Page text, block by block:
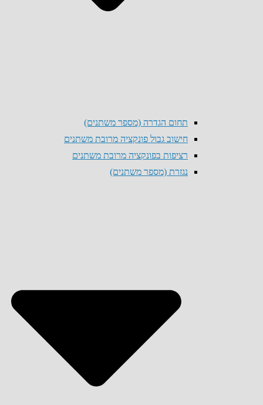
תחום הגדרה (מספר משתנים)
חישוב גבול פונקציה מרובת משתנים
רציפות בפונקציה מרובת משתנים
נגזרת (מספר משתנים)